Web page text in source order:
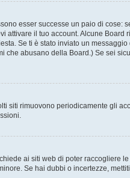
esser successe un paio di
il tuo account. Alcune
Se ti è stato inviato un
abusano della Board.) Se sei
siti rimuovono periodicamente gli
ai siti web di poter raccogliere
Se hai dubbi o incertezze,